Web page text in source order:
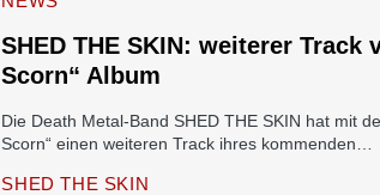
SHED THE SKIN: weiterer Track
Scorn“ Album
Die Death Metal-Band SHED THE SKIN hat mit
Scorn“ einen weiteren Track ihres kommenden…
SHED THE SKIN